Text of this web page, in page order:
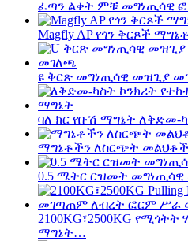
ፈጣን ልቀት ምቹ መግነጢሳዊ ፎቅ
Magfly AP የጎን ቅርጾች
ዩ ቅርጽ መግነጢሳዊ መዝጊያ
ባለ ክር የቡሽ ማግኔት ለቅድመ-
ማግኔቶችን ለስርጭት
0.5 ሜትር ርዝመት
2100KG፣2500KG
ማግኔት…